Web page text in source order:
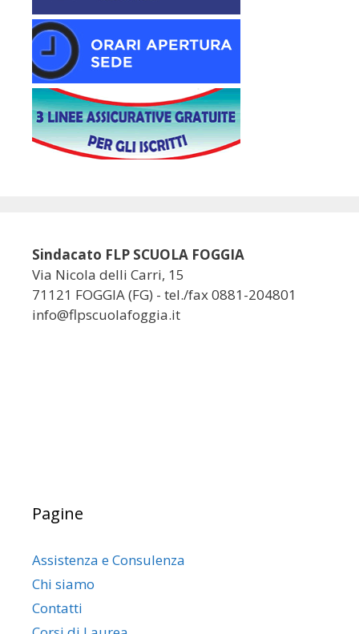
Sindacato FLP SCUOLA FOGGIA
Via Nicola delli Carri, 15
71121 FOGGIA (FG) - tel./fax 0881-204801
info@flpscuolafoggia.it
Pagine
Assistenza e Consulenza
Chi siamo
Contatti